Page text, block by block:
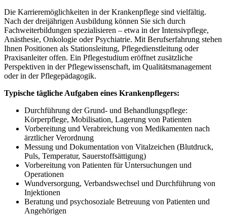
Die Karrieremöglichkeiten in der Krankenpflege sind vielfältig.
Nach der dreijährigen Ausbildung können Sie sich durch
Fachweiterbildungen spezialisieren – etwa in der Intensivpflege,
Anästhesie, Onkologie oder Psychiatrie. Mit Berufserfahrung stehen
Ihnen Positionen als Stationsleitung, Pflegedienstleitung oder
Praxisanleiter offen. Ein Pflegestudium eröffnet zusätzliche
Perspektiven in der Pflegewissenschaft, im Qualitätsmanagement
oder in der Pflegepädagogik.
Typische tägliche Aufgaben eines Krankenpflegers:
Durchführung der Grund- und Behandlungspflege:
Körperpflege, Mobilisation, Lagerung von Patienten
Vorbereitung und Verabreichung von Medikamenten nach
ärztlicher Verordnung
Messung und Dokumentation von Vitalzeichen (Blutdruck,
Puls, Temperatur, Sauerstoffsättigung)
Vorbereitung von Patienten für Untersuchungen und
Operationen
Wundversorgung, Verbandswechsel und Durchführung von
Injektionen
Beratung und psychosoziale Betreuung von Patienten und
Angehörigen